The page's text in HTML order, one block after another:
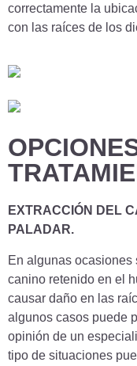
correctamente la
con las raíces de los
EXTRACCIÓN DEL
PALADAR.
En algunas ocasiones
canino retenido en el
causar daño en las
algunos casos puede
opinión de un
tipo de situaciones